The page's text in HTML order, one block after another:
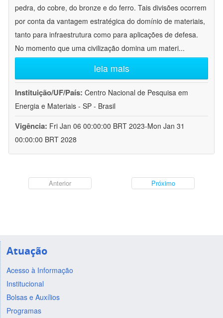
pedra, do cobre, do bronze e do ferro. Tais divisões ocorrem
por conta da vantagem estratégica do domínio de materiais,
tanto para infraestrutura como para aplicações de defesa.
No momento que uma civilização domina um materi...
leia mais
Instituição/UF/País: Centro Nacional de Pesquisa em
Energia e Materiais - SP - Brasil
Vigência: Fri Jan 06 00:00:00 BRT 2023-Mon Jan 31
00:00:00 BRT 2028
Anterior Próximo
Atuação
Acesso à Informação
Institucional
Bolsas e Auxílios
Programas